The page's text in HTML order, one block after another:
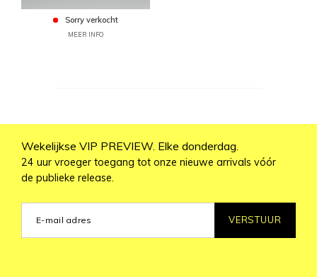
Sorry verkocht
MEER INFO
Wekelijkse VIP PREVIEW. Elke donderdag.
24 uur vroeger toegang tot onze nieuwe arrivals vóór
de publieke release.
VERSTUUR